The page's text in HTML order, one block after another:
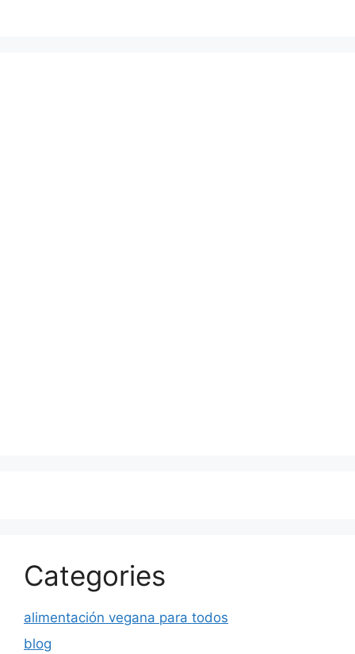
Categories
alimentación vegana para todos
blog